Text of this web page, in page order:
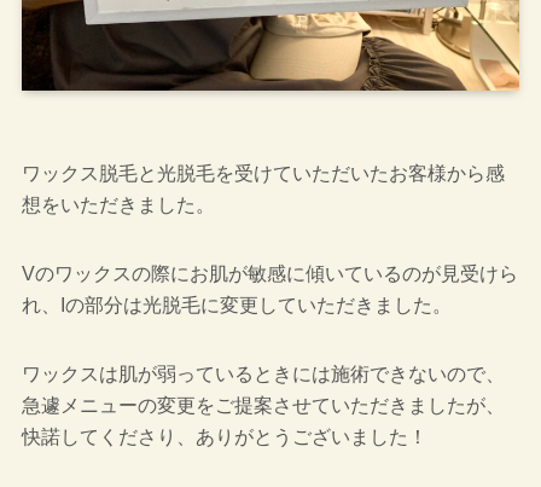
ワックス脱毛と光脱毛を受けていただいたお客様から感
想をいただきました。
Vのワックスの際にお肌が敏感に傾いているのが見受けら
れ、Iの部分は光脱毛に変更していただきました。
ワックスは肌が弱っているときには施術できないので、
急遽メニューの変更をご提案させていただきましたが、
快諾してくださり、ありがとうございました！